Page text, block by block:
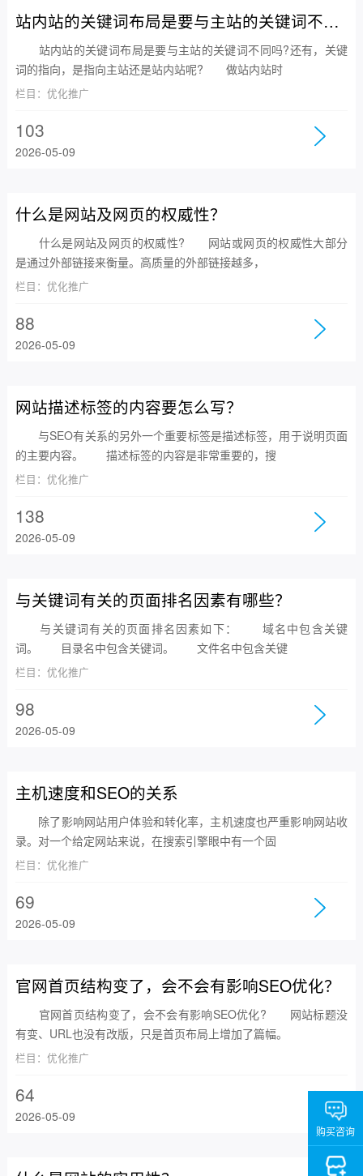
站内站的关键词布局是要与主站的关键词不同吗？
站内站的关键词布局是要与主站的关键词不同吗?还有，关键
词的指向，是指向主站还是站内站呢? 做站内站时
栏目：优化推广
103
2026-05-09
什么是网站及网页的权威性？
什么是网站及网页的权威性? 网站或网页的权威性大部分
是通过外部链接来衡量。高质量的外部链接越多，
栏目：优化推广
88
2026-05-09
网站描述标签的内容要怎么写？
与SEO有关系的另外一个重要标签是描述标签，用于说明页面
的主要内容。 描述标签的内容是非常重要的，搜
栏目：优化推广
138
2026-05-09
与关键词有关的页面排名因素有哪些？
与关键词有关的页面排名因素如下： 域名中包含关键
词。 目录名中包含关键词。 文件名中包含关键
栏目：优化推广
98
2026-05-09
主机速度和SEO的关系
除了影响网站用户体验和转化率，主机速度也严重影响网站收
录。对一个给定网站来说，在搜索引擎眼中有一个固
栏目：优化推广
69
2026-05-09
官网首页结构变了，会不会有影响SEO优化？
官网首页结构变了，会不会有影响SEO优化? 网站标题没
有变、URL也没有改版，只是首页布局上增加了篇幅。
栏目：优化推广
64
2026-05-09
购买咨询